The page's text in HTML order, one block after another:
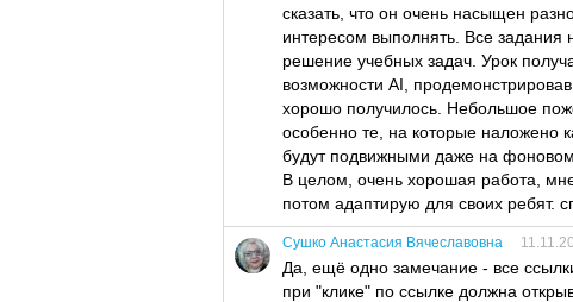
сказать, что он очень насыщен
интересом выполнять. Все
решение учебных задач. Урок
возможности AI,
хорошо получилось. Небольшое
особенно те, на которые наложено
будут подвижными даже на фоновом
В целом, очень хорошая работа,
потом адаптирую для своих ребят.
Сушко Анастасия Вячеславовна
Да, ещё одно замечание - все
при "клике" по ссылке должна